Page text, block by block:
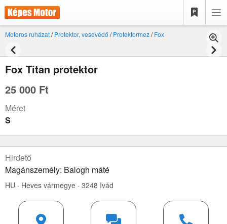
Motoros ruházat/Protektor, vesevédő /Protektormez/Fox
Fox Titan protektor
25 000 Ft
Méret
S
Hirdető
Magánszemély: Balogh máté
HU · Heves vármegye · 3248 Ivád